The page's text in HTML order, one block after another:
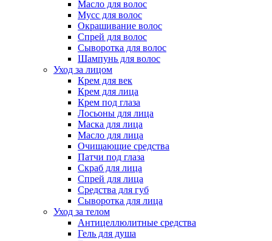
Масло для волос
Мусс для волос
Окрашивание волос
Спрей для волос
Сыворотка для волос
Шампунь для волос
Уход за лицом
Крем для век
Крем для лица
Крем под глаза
Лосьоны для лица
Маска для лица
Масло для лица
Очищающие средства
Патчи под глаза
Скраб для лица
Спрей для лица
Средства для губ
Сыворотка для лица
Уход за телом
Антицеллюлитные средства
Гель для душа